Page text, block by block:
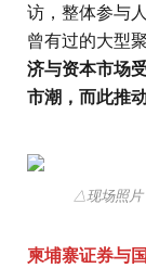
访，整体参与
曾有过的大型聚
济与资本市场
市潮，而此推
△现场照片
柬埔寨证券与